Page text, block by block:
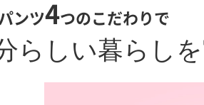
ンツ4つのこだわりで
らしい暮らし